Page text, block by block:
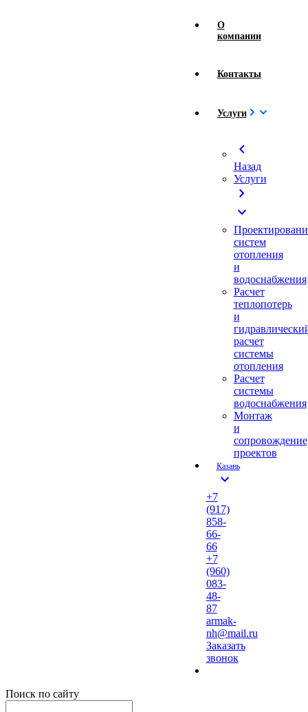
О
компании
Контакты
Услуги
chevron_left
Назад
Услуги
chevron_right
expand_more
систем
отопления
и
водоснабжения
Расчет
теплопотерь
и
расчет
системы
отопления
Расчет
системы
водоснабжения
Монтаж
и
сопровождение
проектов
Казань
expand_more
+7
(917)
858-
66-
66
+7
(960)
083-
48-
87
armak-
nh@mail.ru
Заказать
звонок
Поиск по сайту